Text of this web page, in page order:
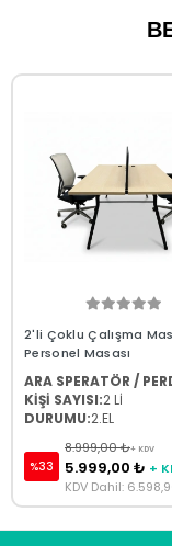
2'li Çoklu Çalışma
Personel Masası
ARA SPERATÖR /
KİŞİ SAYISI:2 Lİ
DURUMU:2.EL
%33
8.999,00 ₺+ KDV
5.999,00 ₺ +
KDV Dahil: